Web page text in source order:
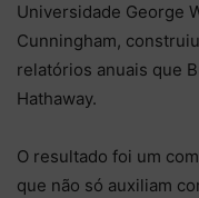
Universidade George
Cunningham,
relatórios anuais que
Hathaway.
O resultado foi um
que não só auxiliam